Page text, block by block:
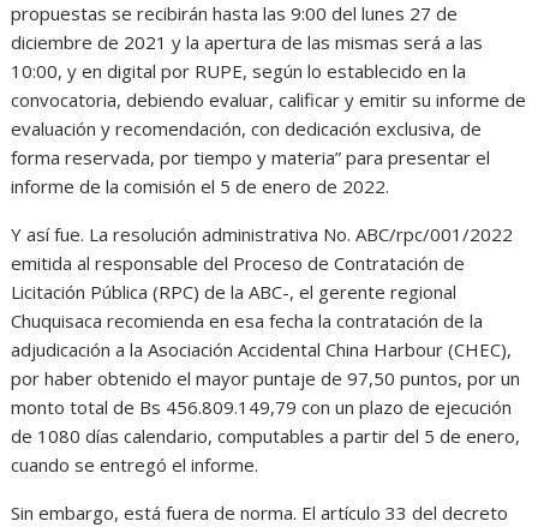
propuestas se recibirán hasta las 9:00 del lunes 27 de
diciembre de 2021 y la apertura de las mismas será a las
10:00, y en digital por RUPE, según lo establecido en la
convocatoria, debiendo evaluar, calificar y emitir su informe de
evaluación y recomendación, con dedicación exclusiva, de
forma reservada, por tiempo y materia” para presentar el
informe de la comisión el 5 de enero de 2022.
Y así fue. La resolución administrativa No. ABC/rpc/001/2022
emitida al responsable del Proceso de Contratación de
Licitación Pública (RPC) de la ABC-, el gerente regional
Chuquisaca recomienda en esa fecha la contratación de la
adjudicación a la Asociación Accidental China Harbour (CHEC),
por haber obtenido el mayor puntaje de 97,50 puntos, por un
monto total de Bs 456.809.149,79 con un plazo de ejecución
de 1080 días calendario, computables a partir del 5 de enero,
cuando se entregó el informe.
Sin embargo, está fuera de norma. El artículo 33 del decreto